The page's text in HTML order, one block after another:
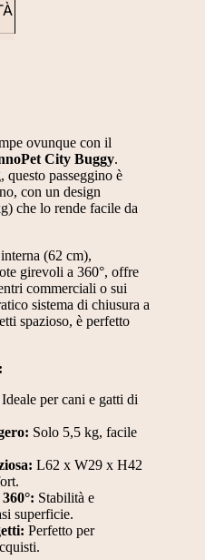
ovunque con il
City Buggy.
passeggino è
con un design
che lo rende facile da
(62 cm),
girevoli a 360°, offre
commerciali o sui
sistema di chiusura a
spazioso, è perfetto
Ideale per cani e gatti di
Solo 5,5 kg, facile
L62 x W29 x H42
Stabilità e
superficie.
Perfetto per